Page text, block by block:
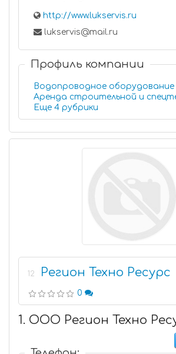
http://www.lukservis.ru
lukservis@mail.ru
Профиль компании
Водопроводное оборудование
Аренда строительной и
Еще 4 рубрики
12 Регион Техно Ресурс
0
1. ООО Регион Техно